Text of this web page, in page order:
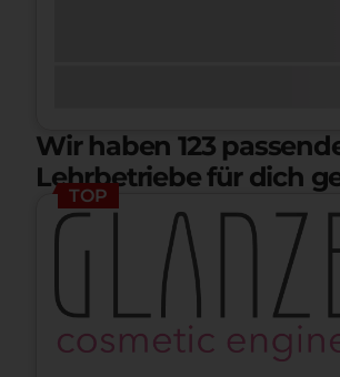
Wir haben 123
Lehrbetriebe für dich
TOP